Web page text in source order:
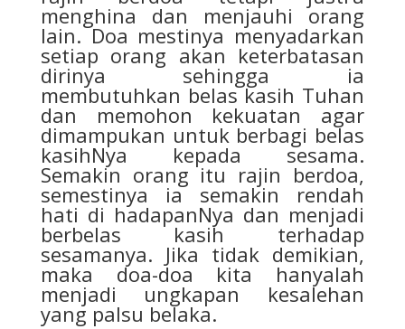
menghina dan menjauhi orang
lain. Doa mestinya menyadarkan
setiap orang akan keterbatasan
dirinya sehingga ia
membutuhkan belas kasih Tuhan
dan memohon kekuatan agar
dimampukan untuk berbagi belas
kasihNya kepada sesama.
Semakin orang itu rajin berdoa,
semestinya ia semakin rendah
hati di hadapanNya dan menjadi
berbelas kasih terhadap
sesamanya. Jika tidak demikian,
maka doa-doa kita hanyalah
menjadi ungkapan kesalehan
yang palsu belaka.